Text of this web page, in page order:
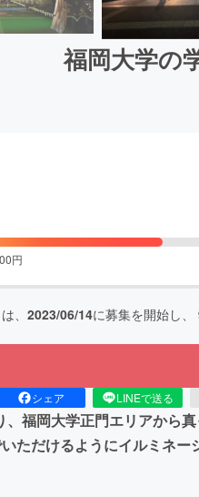
福岡大学の
円
、 2023/06/14に募集を開始し、
シェア LINEで送る
、福岡大学正門エリアから
ただけるようにイルミネ